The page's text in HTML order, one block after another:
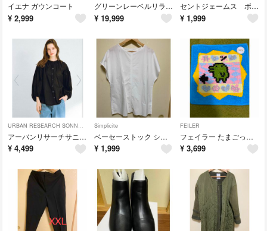
イエナ ガウンコート
¥ 2,999
グリーンレーベルリラクシング ヴィクトリアンウールハーフコート42
¥ 19,999
セントジェームス ボーダー Ｔ１
¥ 1,999
URBAN RESEARCH SONNY LABEL
アーバンリサーチサニーレーベル エアリーコットンボイルギャザーブラウス
¥ 4,499
Simplicite
ベーセーストック シンプリシティエ バックスリット Tシャツ ブラウス ホワイト
¥ 1,999
FEILER
フェイラー たまごっち くちぱっち
¥ 3,699